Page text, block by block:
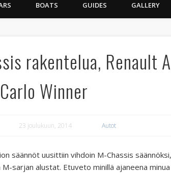
BOATS GUIDES GALLERY
rakentelua, Renault
Winner
23 joulukuun, 2014 Autot
säännöt uusittiin vihdoin M-Chassis
M-sarjan alustat. Etuveto minillä ajaneena